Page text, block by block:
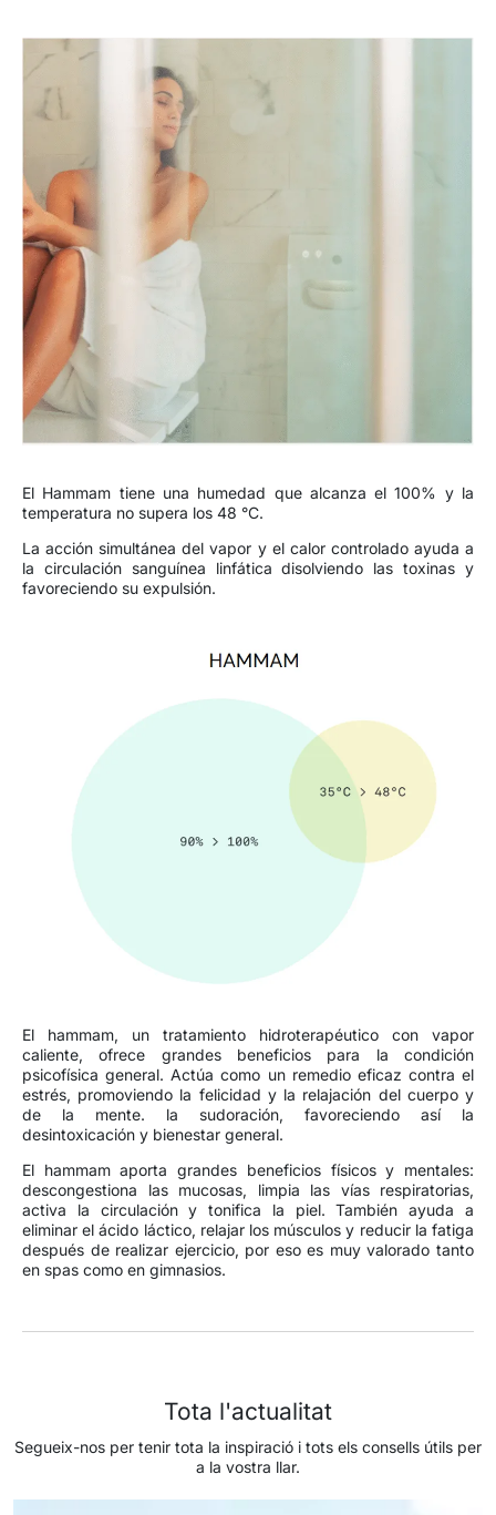
El Hammam tiene una humedad que alcanza el 100% y la
temperatura no supera los 48 °C.
La acción simultánea del vapor y el calor controlado ayuda a
la circulación sanguínea linfática disolviendo las toxinas y
favoreciendo su expulsión.
El hammam, un tratamiento hidroterapéutico con vapor
caliente, ofrece grandes beneficios para la condición
psicofísica general. Actúa como un remedio eficaz contra el
estrés, promoviendo la felicidad y la relajación del cuerpo y
de la mente. la sudoración, favoreciendo así la
desintoxicación y bienestar general.
El hammam aporta grandes beneficios físicos y mentales:
descongestiona las mucosas, limpia las vías respiratorias,
activa la circulación y tonifica la piel. También ayuda a
eliminar el ácido láctico, relajar los músculos y reducir la fatiga
después de realizar ejercicio, por eso es muy valorado tanto
en spas como en gimnasios.
Tota l'actualitat
Segueix-nos per tenir tota la inspiració i tots els consells útils per
a la vostra llar.